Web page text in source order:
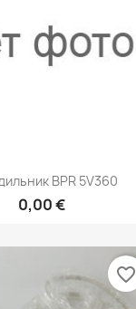
просмотр
BPR 5V360
0,00 €
favorite_border